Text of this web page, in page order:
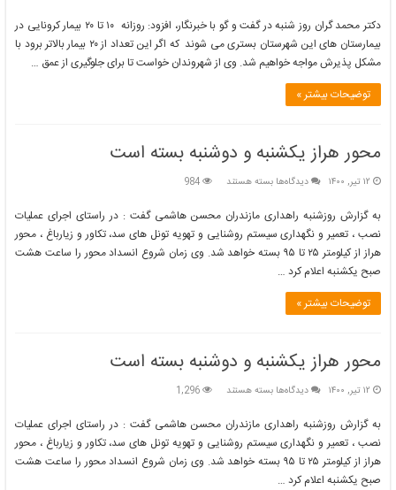
بیمارستان‌های
قائمشهر
برای
بستری
دکتر محمد گران روز شنبه در گفت و گو با خبرنگار، افزود: روزانه ۱۰ تا ۲۰ بیمار کرونایی در
بیمارستان های این شهرستان بستری می شوند که اگر این تعداد از ۲۰ بیمار بالاتر برود با
مشکل پذیرش مواجه خواهیم شد. وی از شهروندان خواست تا برای جلوگیری از عمق …
توضیحات بیشتر »
محور هراز یکشنبه و دوشنبه بسته است
۱۲ تیر, ۱۴۰۰ دیدگاه‌هابرای
هراز
یکشنبه
و
دوشنبه
بسته هستند 984
به گزارش روزشنبه راهداری مازندران محسن هاشمی گفت : در راستای اجرای عملیات
نصب ، تعمیر و نگهداری سیستم روشنایی و تهویه تونل های سد، تکاور و زیارباغ ، محور
هراز از کیلومتر ۲۵ تا ۹۵ بسته خواهد شد. وی زمان شروع انسداد محور را ساعت هشت
صبح یکشنبه اعلام کرد …
توضیحات بیشتر »
محور هراز یکشنبه و دوشنبه بسته است
۱۲ تیر, ۱۴۰۰ دیدگاه‌هابرای
هراز
یکشنبه
و
دوشنبه
بسته هستند 1,296
به گزارش روزشنبه راهداری مازندران محسن هاشمی گفت : در راستای اجرای عملیات
نصب ، تعمیر و نگهداری سیستم روشنایی و تهویه تونل های سد، تکاور و زیارباغ ، محور
هراز از کیلومتر ۲۵ تا ۹۵ بسته خواهد شد. وی زمان شروع انسداد محور را ساعت هشت
صبح یکشنبه اعلام کرد …